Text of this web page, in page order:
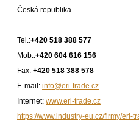
Česká republika
Tel.:+420 518 388 577
Mob.:+420 604 616 156
Fax: +420 518 388 578
E-mail: info@eri-trade.cz
Internet: www.eri-trade.cz
https://www.industry-eu.cz/firmy/eri-